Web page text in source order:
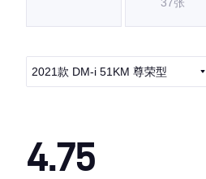
2021款 DM-i 51KM 尊荣型
4.75